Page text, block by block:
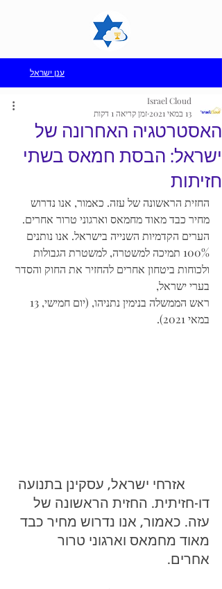
ענן ישראל
האסטרטגיה האחרונה של
ישראל: הבסת חמאס בשתי
חזיתות
Israel Cloud
13 במאי 2021
זמן קריאה 1 דקות
החזית הראשונה של עזה. כאמור, אנו נדרוש
מחיר כבד מאוד מחמאס וארגוני טרור אחרים.
הערים הקדמיות השנייה בישראל. אנו נותנים
100% תמיכה למשטרה, למשטרת הגבולות
ולכוחות ביטחון אחרים להחזיר את החוק והסדר
בערי ישראל,
במאי 2021).
אזרחי ישראל, עסקינן בתנועה
דו-חזיתית. החזית הראשונה של
עזה. כאמור, אנו נדרוש מחיר כבד
מאוד מחמאס וארגוני טרור
אחרים.